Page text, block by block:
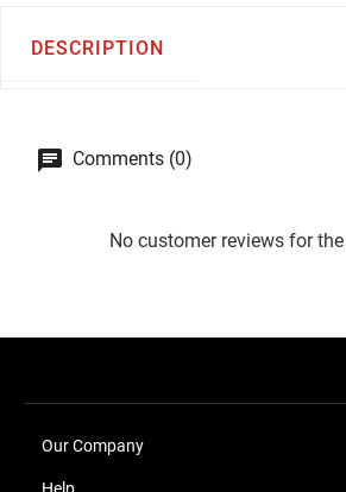
DESCRIPTION
Comments (0)
No customer reviews for
Our Company